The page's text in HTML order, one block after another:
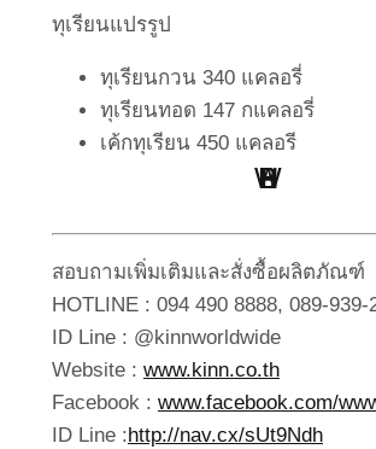
ทุเรียนแปรรูป
ทุเรียนกวน 340 แคลอรี่
ทุเรียนทอด 147 กแคลอรี่
เค้กทุเรียน 450 แคลอรี
สอบถามเพิ่มเติมและสั่งซื้อผลิตภัณฑ์
HOTLINE : 094 490 8888, 089-939-
ID Line : @kinnworldwide
Website : www.kinn.co.th
Facebook : www.facebook.com/
ID Line :http://nav.cx/sUt9Ndh
H
B
S
L
P
W